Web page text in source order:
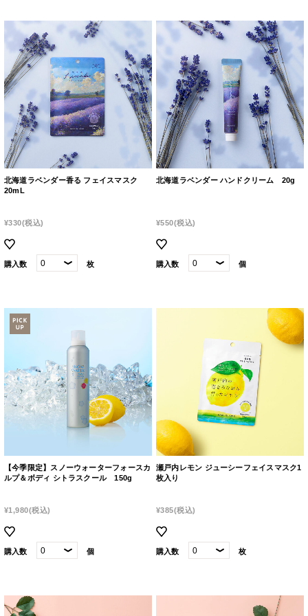
北海道ラベンダー香る フェイスマスク
20mL
¥330(税込)
購入数 枚
北海道ラベンダー ハンドクリーム 20g
¥550(税込)
購入数 個
【今季限定】スノーウォーターフォースカ
ルプ＆ボディ シトラスクール 150g
¥1,980(税込)
購入数 個
瀬戸内レモン ジューシーフェイスマスク1
枚入り
¥385(税込)
購入数 枚